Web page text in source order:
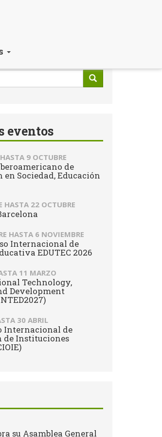
eventos
HASTA 9 OCTUBRE
de
Sociedad, Educación
HASTA 22 OCTUBRE
HASTA 6 NOVIEMBRE
Internacional de
EDUTEC 2026
11 MARZO
Technology,
Development
30 ABRIL
Internacional de
de Instituciones
su Asamblea General